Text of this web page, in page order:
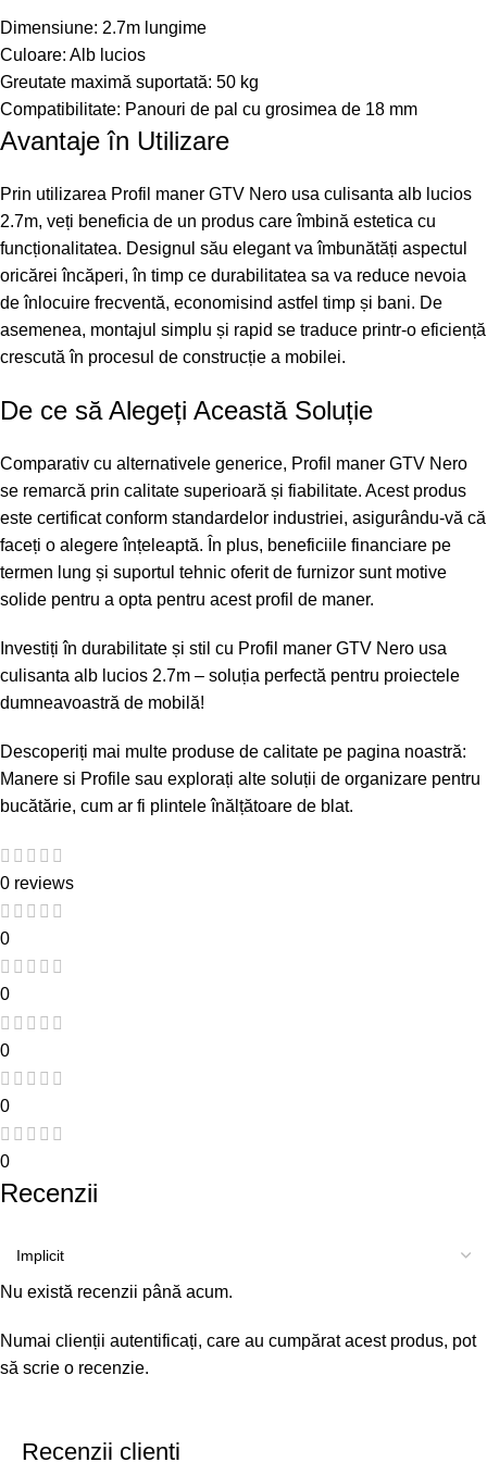
Dimensiune: 2.7m lungime
Culoare: Alb lucios
Greutate maximă suportată: 50 kg
Compatibilitate: Panouri de pal cu grosimea de 18 mm
Avantaje în Utilizare
Prin utilizarea Profil maner GTV Nero usa culisanta alb lucios
2.7m, veți beneficia de un produs care îmbină estetica cu
funcționalitatea. Designul său elegant va îmbunătăți aspectul
oricărei încăperi, în timp ce durabilitatea sa va reduce nevoia
de înlocuire frecventă, economisind astfel timp și bani. De
asemenea, montajul simplu și rapid se traduce printr-o eficiență
crescută în procesul de construcție a mobilei.
De ce să Alegeți Această Soluție
Comparativ cu alternativele generice, Profil maner GTV Nero
se remarcă prin calitate superioară și fiabilitate. Acest produs
este certificat conform standardelor industriei, asigurându-vă că
faceți o alegere înțeleaptă. În plus, beneficiile financiare pe
termen lung și suportul tehnic oferit de furnizor sunt motive
solide pentru a opta pentru acest profil de maner.
Investiți în durabilitate și stil cu Profil maner GTV Nero usa
culisanta alb lucios 2.7m – soluția perfectă pentru proiectele
dumneavoastră de mobilă!
Descoperiți mai multe produse de calitate pe pagina noastră:
Manere si Profile sau explorați alte soluții de organizare pentru
bucătărie, cum ar fi plintele înălțătoare de blat.
0 reviews
0
0
0
0
0
Recenzii
Nu există recenzii până acum.
Numai clienții autentificați, care au cumpărat acest produs, pot
să scrie o recenzie.
Recenzii clienti